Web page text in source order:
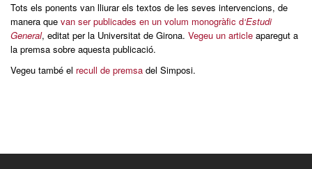
Tots els ponents van lliurar els textos de les seves intervencions, de
manera que van ser publicades en un volum monogràfic d‘Estudi
General, editat per la Universitat de Girona. Vegeu un article aparegut a
la premsa sobre aquesta publicació.
Vegeu també el recull de premsa del Simposi.